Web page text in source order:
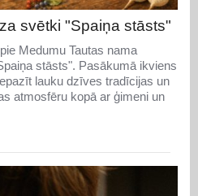
svētki "Spaiņa stāsts"
Medumu Tautas nama
stāsts". Pasākumā ikviens
lauku dzīves tradīcijas un
atmosfēru kopā ar ģimeni un